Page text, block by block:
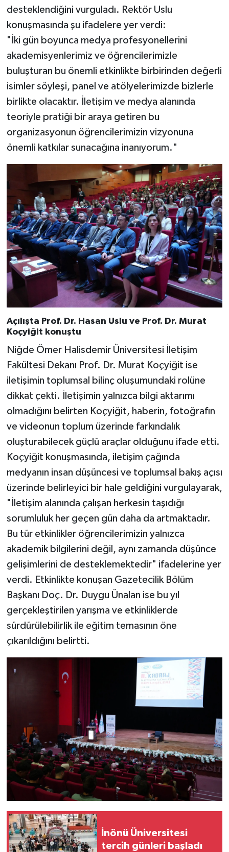
desteklendiğini vurguladı. Rektör Uslu
konuşmasında şu ifadelere yer verdi:
"İki gün boyunca medya profesyonellerini
akademisyenlerimiz ve öğrencilerimizle
buluşturan bu önemli etkinlikte birbirinden değerli
isimler söyleşi, panel ve atölyelerimizde bizlerle
birlikte olacaktır. İletişim ve medya alanında
teoriyle pratiği bir araya getiren bu
organizasyonun öğrencilerimizin vizyonuna
önemli katkılar sunacağına inanıyorum."
Açılışta Prof. Dr. Hasan Uslu ve Prof. Dr. Murat
Koçyiğit konuştu
Niğde Ömer Halisdemir Üniversitesi İletişim
Fakültesi Dekanı Prof. Dr. Murat Koçyiğit ise
iletişimin toplumsal bilinç oluşumundaki rolüne
dikkat çekti. İletişimin yalnızca bilgi aktarımı
olmadığını belirten Koçyiğit, haberin, fotoğrafın
ve videonun toplum üzerinde farkındalık
oluşturabilecek güçlü araçlar olduğunu ifade etti.
Koçyiğit konuşmasında, iletişim çağında
medyanın insan düşüncesi ve toplumsal bakış açısı
üzerinde belirleyici bir hale geldiğini vurgulayarak,
"İletişim alanında çalışan herkesin taşıdığı
sorumluluk her geçen gün daha da artmaktadır.
Bu tür etkinlikler öğrencilerimizin yalnızca
akademik bilgilerini değil, aynı zamanda düşünce
gelişimlerini de desteklemektedir" ifadelerine yer
verdi. Etkinlikte konuşan Gazetecilik Bölüm
Başkanı Doç. Dr. Duygu Ünalan ise bu yıl
gerçekleştirilen yarışma ve etkinliklerde
sürdürülebilirlik ile eğitim temasının öne
çıkarıldığını belirtti.
İnönü Üniversitesi
tercih günleri başladı